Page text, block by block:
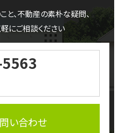
と、不動産の素朴な疑問、
にご相談ください
い合わせ